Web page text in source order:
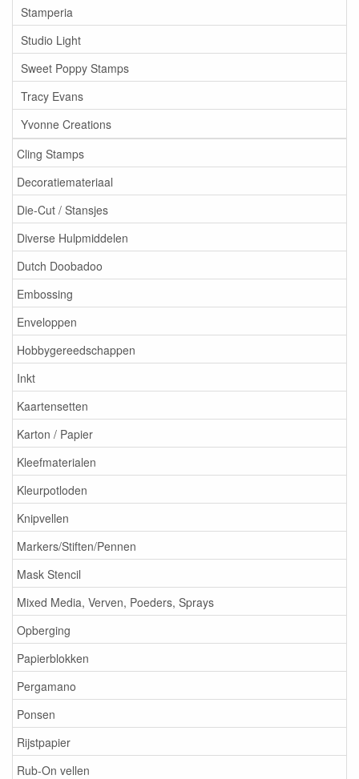
Stamperia
Studio Light
Sweet Poppy Stamps
Tracy Evans
Yvonne Creations
Cling Stamps
Decoratiemateriaal
Die-Cut / Stansjes
Diverse Hulpmiddelen
Dutch Doobadoo
Embossing
Enveloppen
Hobbygereedschappen
Inkt
Kaartensetten
Karton / Papier
Kleefmaterialen
Kleurpotloden
Knipvellen
Markers/Stiften/Pennen
Mask Stencil
Mixed Media, Verven, Poeders, Sprays
Opberging
Papierblokken
Pergamano
Ponsen
Rijstpapier
Rub-On vellen